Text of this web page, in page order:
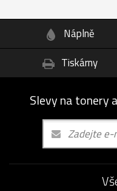
Náplně
Tiskárny
Slevy na tonery